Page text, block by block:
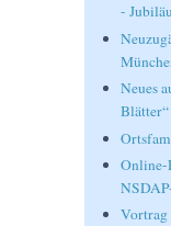
-
Neues
Blätter“
Online-
Vortrag